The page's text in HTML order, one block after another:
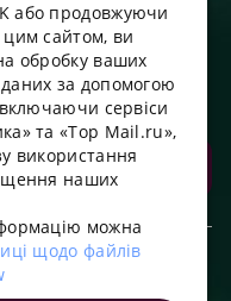
чат підтримки
ENGLISH
UKRAINIAN
PORTUGUESE
SPANISH
HUNGARIAN
FRENCH
або продовжуючи
цим сайтом, ви
обробку ваших
за допомогою
сервіси
та «Top Mail.ru»,
використання
наших
можна
щодо файлів